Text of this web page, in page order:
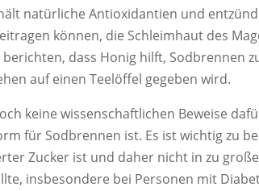
natürliche Antioxidantien und
können, die Schleimhaut des
berichten, dass Honig hilft, Sodbrennen
auf einen Teelöffel gegeben wird.
keine wissenschaftlichen Beweise
für Sodbrennen ist. Es ist wichtig zu
Zucker ist und daher nicht in zu
insbesondere bei Personen mit